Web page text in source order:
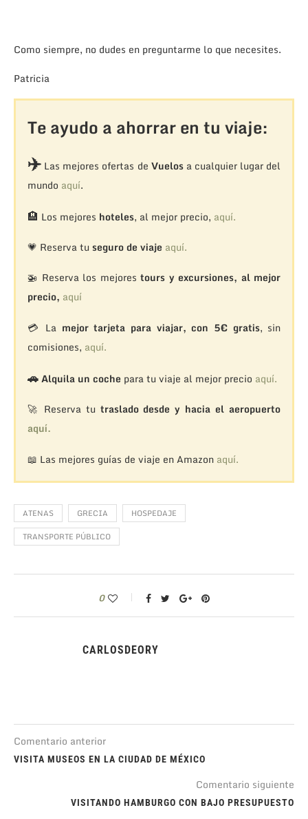
Como siempre, no dudes en preguntarme lo que necesites.
Patricia
Te ayudo a ahorrar en tu viaje:
✈️Las mejores ofertas de Vuelosa cualquier lugar del
mundo aquí.
🏨 Los mejores hoteles, al mejor precio, aquí.
💗 Reserva tu seguro de viaje aquí.
🚁 Reserva los mejorestours y excursiones, al mejor
precio, aquí
💳 La mejor tarjeta para viajar, con 5€ gratis, sin
comisiones, aquí.
🚗Alquila un coche para tu viaje al mejor precio aquí.
🚀 Reserva tu traslado desde y hacia el aeropuerto
aquí.
📖 Las mejores guías de viaje en Amazon aquí.
ATENAS GRECIA
HOSPEDAJE
TRANSPORTE PÚBLICO
0
CARLOSDEORY
Comentario anterior
VISITA MUSEOS EN LA CIUDAD DE MÉXICO
Comentario siguiente
VISITANDO HAMBURGO CON BAJO PRESUPUESTO